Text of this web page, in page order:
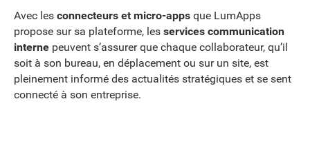
Avec les connecteurs et micro-apps que LumApps
propose sur sa plateforme, les services communication
interne peuvent s’assurer que chaque collaborateur, qu’il
soit à son bureau, en déplacement ou sur un site, est
pleinement informé des actualités stratégiques et se sent
connecté à son entreprise.